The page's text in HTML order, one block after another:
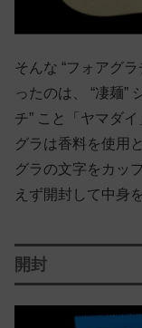
そんな “フォアグ
ったのは、 “凄麺”
チ” こと「ヤマダ
グラは香料を使用
グラの文字をカッ
えず開封して中身
開封